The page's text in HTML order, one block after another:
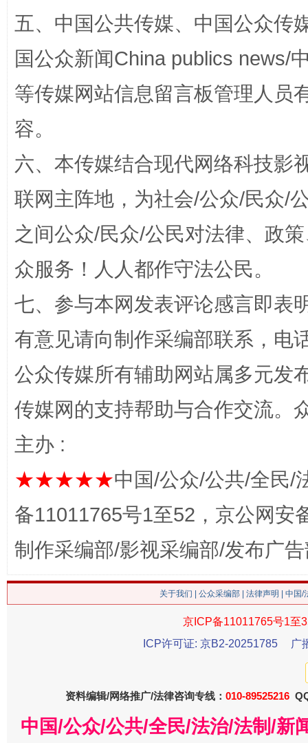
招工难、用工荒背后
网上购药对药下症？
这是一记警钟！ 谢
五、中国公共传媒、中国公众传
国公众新闻China publics news/
等传媒网站信息留言板管理人员
容。
六、本传媒结合现代网络科技影
联网主阵地，为社会/公众/民众/
之间公众/民众/公民对法律、政
众服务！人人都作守法公民。
七、参与本网发表评论感言即表
有意见请向制作采编部联系，电
公众传媒所有辅助网站属多元发
传媒网的支持帮助与合作交流。
主办 :
★★★★★中国/公众/公共/全民/
备11011765号1至52，京公网安
制作采编部/影视采编部/发布广
关于我们 公众采编部 法律声明 | 中国
京ICP备11011765号1至
ICP许可证: 京B2-20251785
广
资料编辑/网络推广/法律咨询专线： 010-89525216
中国/公众/公共/全民/法治/法制/新